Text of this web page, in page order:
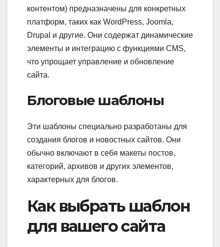
контентом) предназначены для конкретных
платформ, таких как WordPress, Joomla,
Drupal и другие. Они содержат динамические
элементы и интеграцию с функциями CMS,
что упрощает управление и обновление
сайта.
Блоговые шаблоны
Эти шаблоны специально разработаны для
создания блогов и новостных сайтов. Они
обычно включают в себя макеты постов,
категорий, архивов и других элементов,
характерных для блогов.
Как выбрать шаблон
для вашего сайта